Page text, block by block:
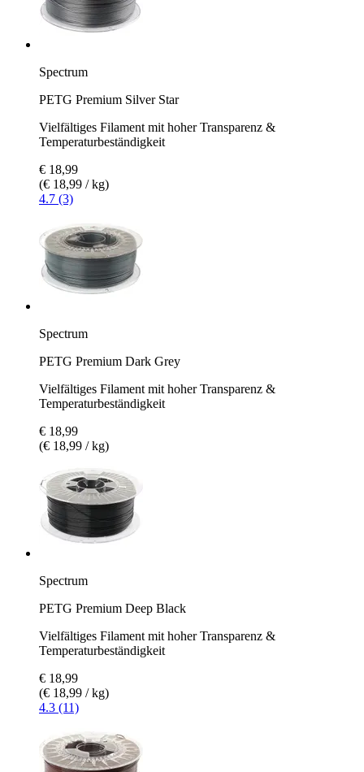
Spectrum
PETG Premium Silver Star
Vielfältiges Filament mit hoher Transparenz &
Temperaturbeständigkeit
€ 18,99
(€ 18,99 / kg)
4.7 (3)
Spectrum
PETG Premium Dark Grey
Vielfältiges Filament mit hoher Transparenz &
Temperaturbeständigkeit
€ 18,99
(€ 18,99 / kg)
Spectrum
PETG Premium Deep Black
Vielfältiges Filament mit hoher Transparenz &
Temperaturbeständigkeit
€ 18,99
(€ 18,99 / kg)
4.3 (11)